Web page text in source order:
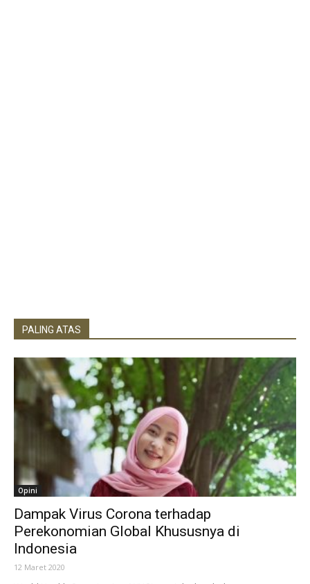
PALING ATAS
Opini
Dampak Virus Corona terhadap
Perekonomian Global Khususnya di
Indonesia
12 Maret 2020